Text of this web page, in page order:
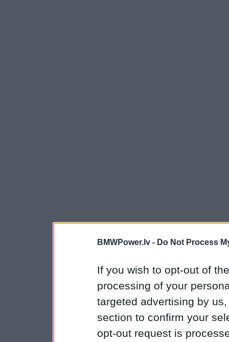
BMWPower.lv - Do Not Process
If you wish to opt-out of
processing of your
targeted advertising by
section to confirm your
opt-out request is